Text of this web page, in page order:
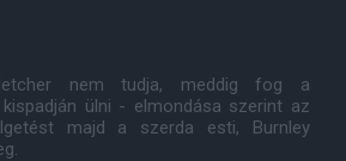
nem tudja, meddig fog a
ülni - elmondása szerint az
majd a szerda esti, Burnley